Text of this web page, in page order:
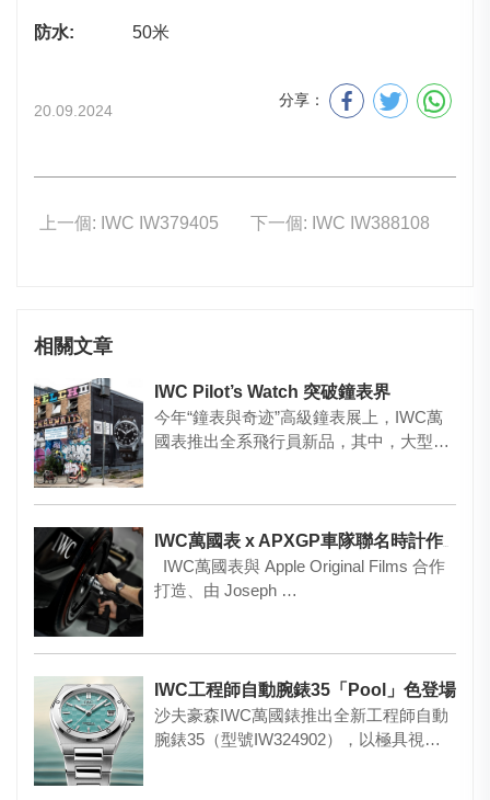
防水: 50米
20.09.2024
分享：
上一個: IWC IW379405 下一個: IWC IW388108
相關文章
IWC Pilot’s Watch 突破鐘表界
今年“鐘表與奇迹”高級鐘表展上，IWC萬
國表推出全系飛行員新品，其中，大型飛
IWC萬國表 x APXGP車隊聯名時計作品
IWC萬國表與 Apple Original Films 合作
打造、由 Joseph …
IWC工程師自動腕錶35「Pool」色登場
沙夫豪森IWC萬國錶推出全新工程師自動
腕錶35（型號IW324902），以極具視覺